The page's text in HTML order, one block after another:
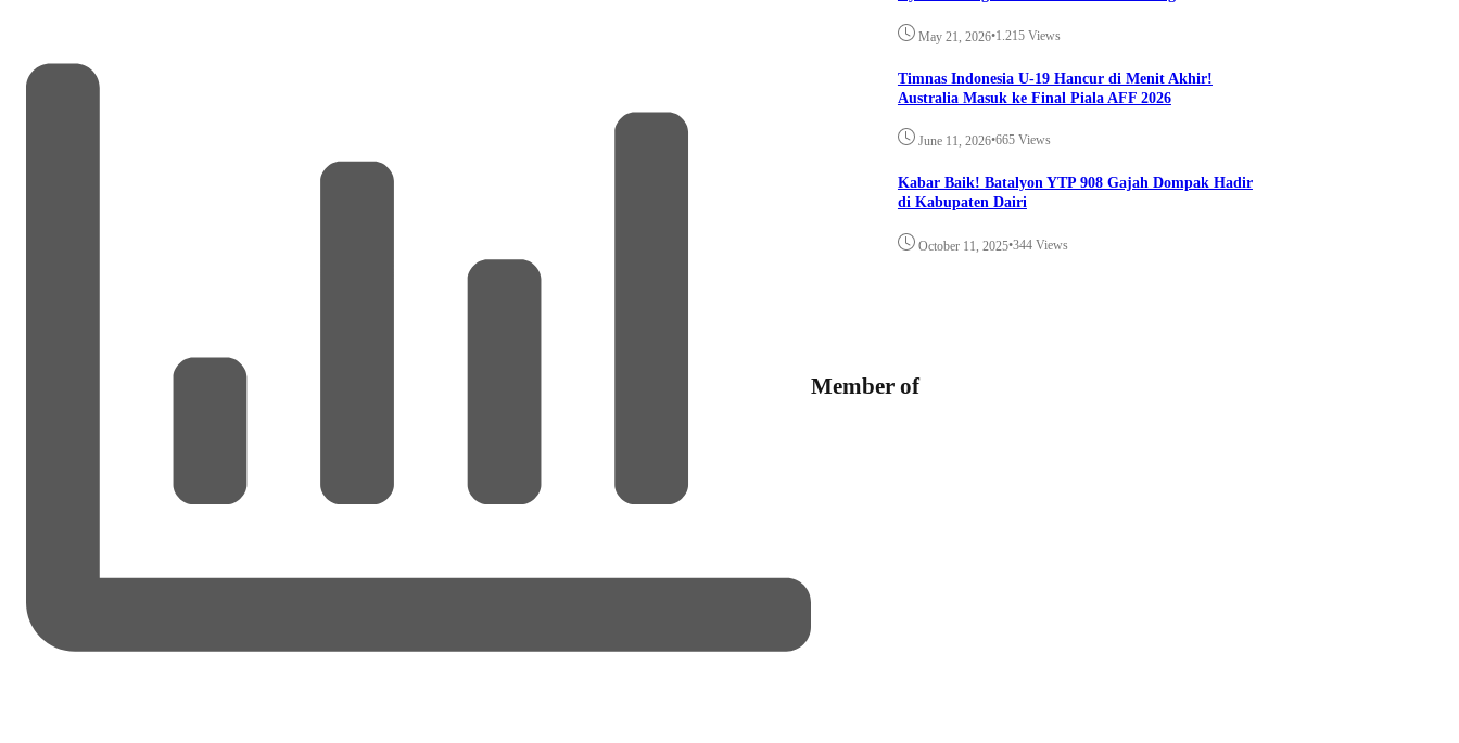
May 21, 2026•1.215 Views
Timnas Indonesia U-19 Hancur di Menit Akhir!
Australia Masuk ke Final Piala AFF 2026
June 11, 2026•665 Views
Kabar Baik! Batalyon YTP 908 Gajah Dompak Hadir
di Kabupaten Dairi
October 11, 2025•344 Views
Member of